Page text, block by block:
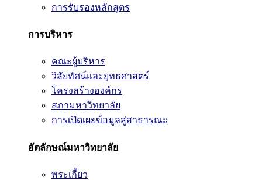
การรับรองหลักสูตร
การบริหาร
คณะผู้บริหาร
วิสัยทัศน์และยุทธศาสตร์
โครงสร้างองค์กร
สภามหาวิทยาลัย
การเปิดเผยข้อมูลสู่สาธารณะ
อัตลักษณ์มหาวิทยาลัย
พระเกี้ยว